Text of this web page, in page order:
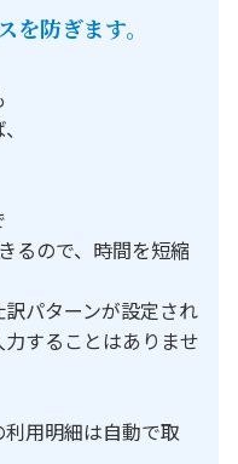
防ぎます。
るので、時間を短縮
パターンが設定され
することはありませ
用明細は自動で取